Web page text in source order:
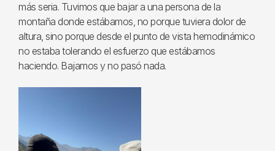
más seria. Tuvimos que bajar a una persona de la
montaña donde estábamos, no porque tuviera dolor de
altura, sino porque desde el punto de vista hemodinámico
no estaba tolerando el esfuerzo que estábamos
haciendo. Bajamos y no pasó nada.